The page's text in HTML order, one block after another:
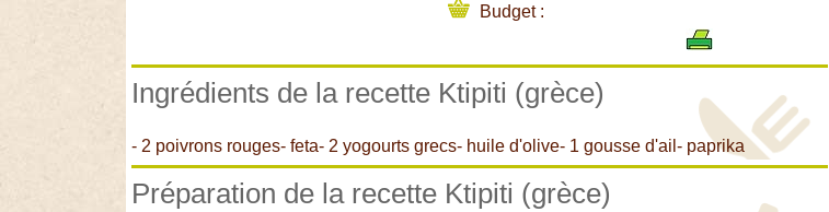
Budget :
Ingrédients de la recette Ktipiti (grèce)
- 2 poivrons rouges- feta- 2 yogourts grecs- huile d'olive- 1 gousse d'ail- paprika
Préparation de la recette Ktipiti (grèce)